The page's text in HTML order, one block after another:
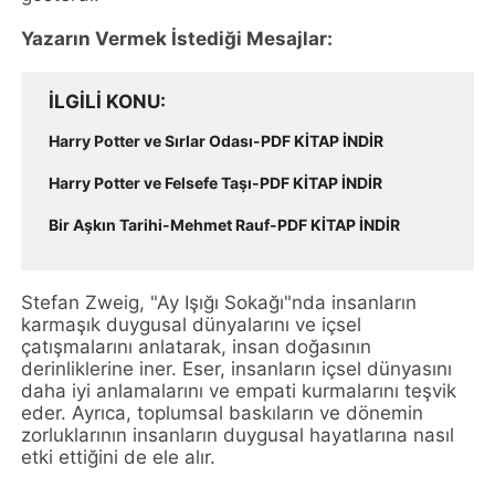
Yazarın Vermek İstediği Mesajlar:
İLGILI KONU
Harry Potter ve Sırlar Odası-PDF KİTAP İNDİR
Harry Potter ve Felsefe Taşı-PDF KİTAP İNDİR
Bir Aşkın Tarihi-Mehmet Rauf-PDF KİTAP İNDİR
Stefan Zweig, "Ay Işığı Sokağı"nda insanların
karmaşık duygusal dünyalarını ve içsel
çatışmalarını anlatarak, insan doğasının
derinliklerine iner. Eser, insanların içsel dünyasını
daha iyi anlamalarını ve empati kurmalarını teşvik
eder. Ayrıca, toplumsal baskıların ve dönemin
zorluklarının insanların duygusal hayatlarına nasıl
etki ettiğini de ele alır.